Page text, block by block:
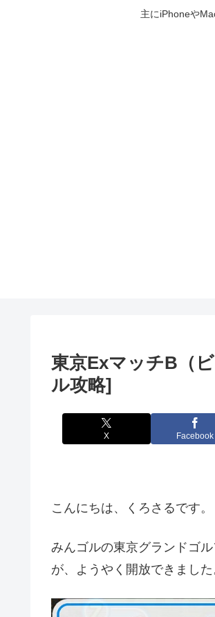
主にiPhoneや
東京ExマッチB（
ル攻略]
X Facebook
こんにちは、くろさるです。
みんゴルの東京グランドゴ
が、ようやく開放できました